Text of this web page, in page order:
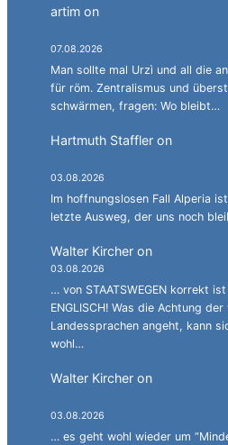
artim on
07.08.2026
Man sollte mal Urzì und all die
für röm. Zentralismus und
schwärmen, fragen: Wo bleibt…
Hartmuth Staffler on
03.08.2026
Im hoffnungslosen Fall Alperia
letzte Ausweg, der uns noch
Walter Kircher on
03.08.2026
… von STAATSWEGEN korrekt ist
ENGLISCH! Was die Achtung
Landessprachen angeht, kann
wohl…
Walter Kircher on
03.08.2026
… es geht wohl wieder um